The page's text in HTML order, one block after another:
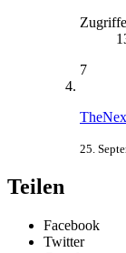
Zugriffe
7
25.
Teilen
Facebook
Twitter